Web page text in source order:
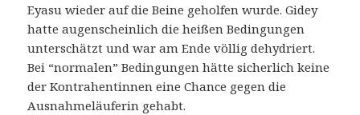
Eyasu wieder auf die Beine geholfen wurde. Gidey
hatte augenscheinlich die heißen Bedingungen
unterschätzt und war am Ende völlig dehydriert.
Bei “normalen” Bedingungen hätte sicherlich keine
der Kontrahentinnen eine Chance gegen die
Ausnahmeläuferin gehabt.